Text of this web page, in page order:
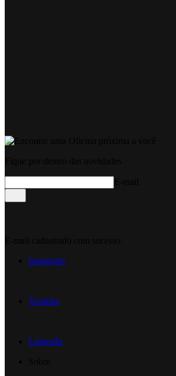
Instagram
Youtube
LinkedIn